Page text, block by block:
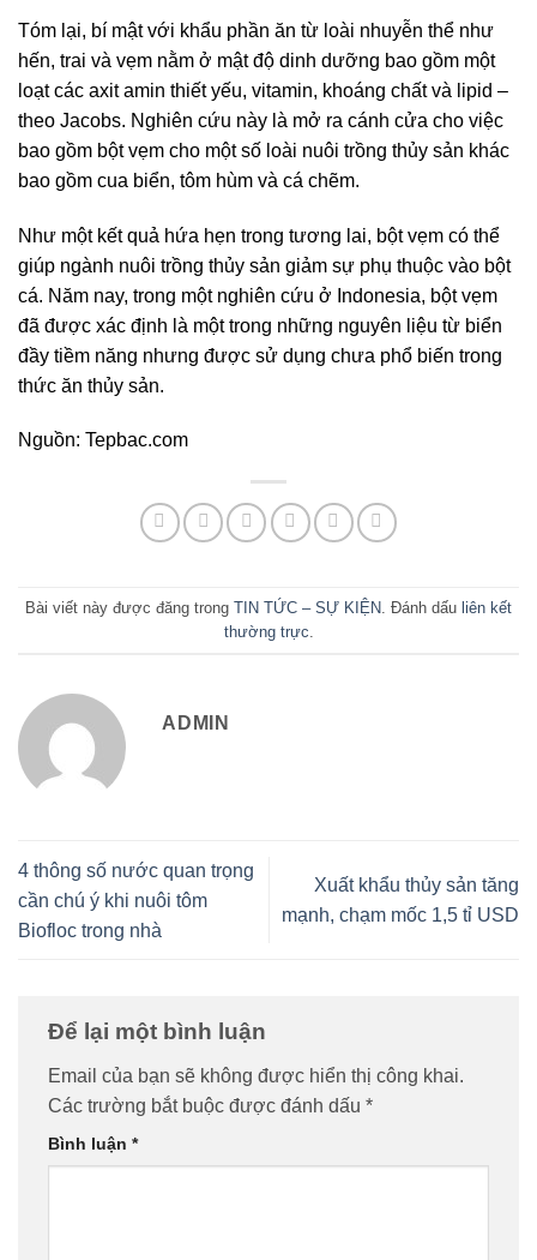
Tóm lại, bí mật với khẩu phần ăn từ loài nhuyễn thể như
hến, trai và vẹm nằm ở mật độ dinh dưỡng bao gồm một
loạt các axit amin thiết yếu, vitamin, khoáng chất và lipid –
theo Jacobs. Nghiên cứu này là mở ra cánh cửa cho việc
bao gồm bột vẹm cho một số loài nuôi trồng thủy sản khác
bao gồm cua biển, tôm hùm và cá chẽm.
Như một kết quả hứa hẹn trong tương lai, bột vẹm có thể
giúp ngành nuôi trồng thủy sản giảm sự phụ thuộc vào bột
cá. Năm nay, trong một nghiên cứu ở Indonesia, bột vẹm
đã được xác định là một trong những nguyên liệu từ biển
đầy tiềm năng nhưng được sử dụng chưa phổ biến trong
thức ăn thủy sản.
Nguồn: Tepbac.com
Bài viết này được đăng trong TIN TỨC – SỰ KIỆN . Đánh dấu liên kết
thường trực
ADMIN
4 thông số nước quan trọng
cần chú ý khi nuôi tôm
Biofloc trong nhà
Xuất khẩu thủy sản tăng
mạnh, chạm mốc 1,5 tỉ USD
Để lại một bình luận
Email của bạn sẽ không được hiển thị công khai.
Các trường bắt buộc được đánh dấu *
Bình luận *